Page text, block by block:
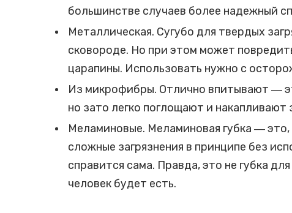
большинстве случаев более надежный
Металлическая. Сугубо для твердых
сковороде. Но при этом может
царапины. Использовать нужно с
Из микрофибры. Отлично впитывают ―
но зато легко поглощают и
Меламиновые. Меламиновая губка ―
сложные загрязнения в принципе без
справится сама. Правда, это не губка
человек будет есть.